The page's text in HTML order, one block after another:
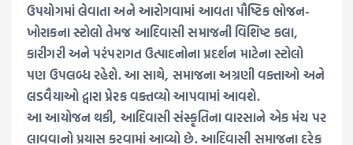
ઉપયોગમાં લેવાતા અને આરોગવામાં આવતા પૌષ્ટિક ભોજન-
ખોરાકના સ્ટોલો તેમજ આદિવાસી સમાજની વિશિષ્ટ કલા,
કારીગરી અને પરંપરાગત ઉત્પાદનોના પ્રદર્શન માટેના સ્ટોલો
પણ ઉપલબ્ધ રહેશે. આ સાથે, સમાજના અગ્રણી વક્તાઓ અને
લડવૈયાઓ દ્વારા પ્રેરક વક્તવ્યો આપવામાં આવશે.
આ આયોજન થકી, આદિવાસી સંસ્કૃતિના વારસાને એક મંચ પર
લાવવાનો પ્રયાસ કરવામાં આવ્યો છે. આદિવાસી સમાજના દરેક